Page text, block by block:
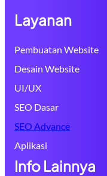
Layanan
Pembuatan Website
Desain Website
UI/UX
SEO Dasar
SEO Advance
Aplikasi
Info Lainnya